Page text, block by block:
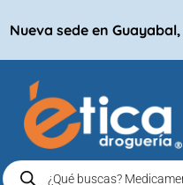
Nueva sede en Guayabal,